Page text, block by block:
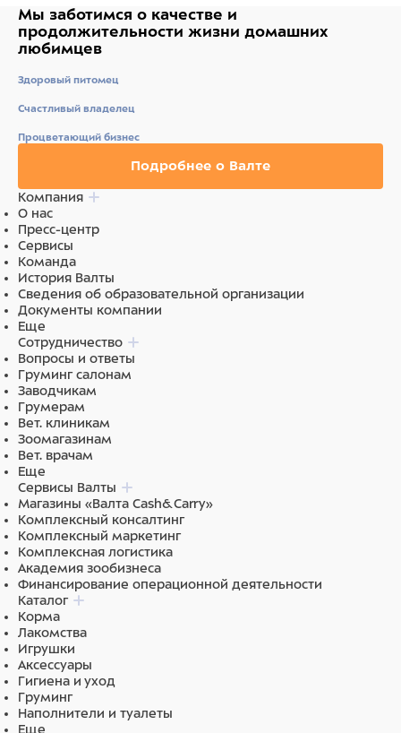
Мы заботимся о качестве и
продолжительности жизни домашних
любимцев
Здоровый питомец
Счастливый владелец
Процветающий бизнес
Подробнее о Валте
Компания
О нас
Пресс-центр
Сервисы
Команда
История Валты
Сведения об образовательной организации
Документы компании
Еще
Сотрудничество
Вопросы и ответы
Груминг салонам
Заводчикам
Грумерам
Вет. клиникам
Зоомагазинам
Вет. врачам
Еще
Сервисы Валты
Магазины «Валта Cash&Carry»
Комплексный консалтинг
Комплексный маркетинг
Комплексная логистика
Академия зообизнеса
Финансирование операционной деятельности
Каталог
Корма
Лакомства
Игрушки
Аксессуары
Гигиена и уход
Груминг
Наполнители и туалеты
Еще